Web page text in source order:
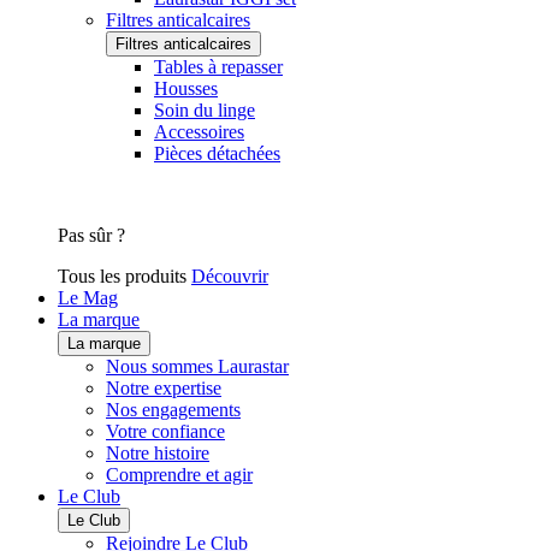
Filtres anticalcaires
Filtres anticalcaires
Tables à repasser
Housses
Soin du linge
Accessoires
Pièces détachées
Pas sûr ?
Tous les produits Découvrir
Le Mag
La marque
La marque
Nous sommes Laurastar
Notre expertise
Nos engagements
Votre confiance
Notre histoire
Comprendre et agir
Le Club
Le Club
Rejoindre Le Club